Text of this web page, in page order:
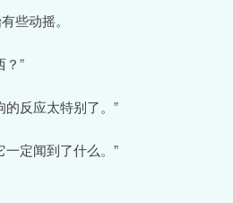
些动摇。
？”
的反应太特别了。”
一定闻到了什么。”